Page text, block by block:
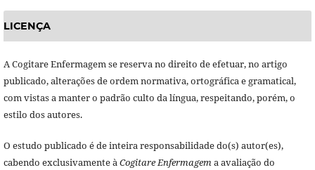
LICENÇA
A Cogitare Enfermagem se reserva no direito de efetuar, no artigo
publicado, alterações de ordem normativa, ortográfica e gramatical,
com vistas a manter o padrão culto da língua, respeitando, porém, o
estilo dos autores.
O estudo publicado é de inteira responsabilidade do(s) autor(es),
cabendo exclusivamente àCogitare Enfermagema avaliação do